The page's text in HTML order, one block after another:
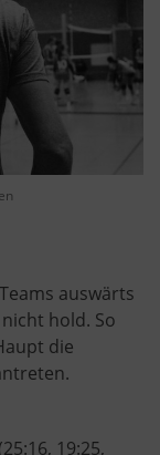
auswärts
hold. So
die
19:25,